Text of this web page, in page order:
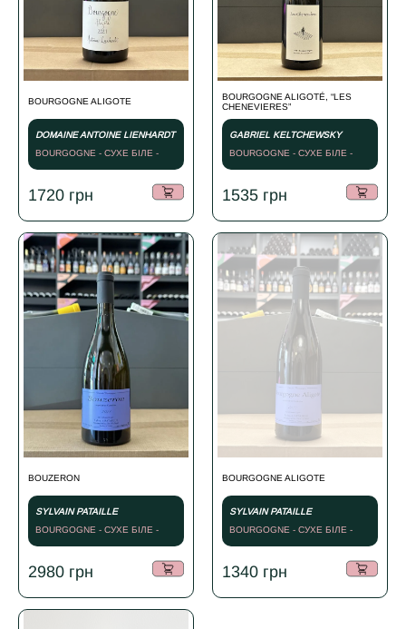
BOURGOGNE ALIGOTE
DOMAINE ANTOINE LIENHARDT
BOURGOGNE - СУХЕ БІЛЕ -
2021
1720 грн
BOURGOGNE ALIGOTÉ, “LES
CHENEVIERES”
GABRIEL KELTCHEWSKY
BOURGOGNE - СУХЕ БІЛЕ -
2023
1535 грн
BOUZERON
SYLVAIN PATAILLE
BOURGOGNE - СУХЕ БІЛЕ -
2021
2980 грн
BOURGOGNE ALIGOTE
SYLVAIN PATAILLE
BOURGOGNE - СУХЕ БІЛЕ -
2022
1340 грн